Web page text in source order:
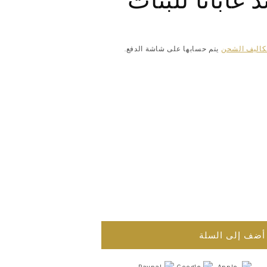
الشحن يتم حسابها على شاشة الدفع.
أضف إلى السلة